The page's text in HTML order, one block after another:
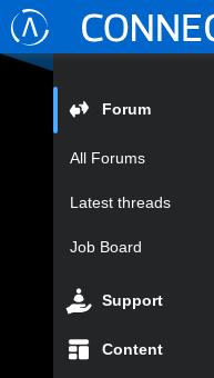
Forum
All Forums
Latest threads
Job Board
Support
Content